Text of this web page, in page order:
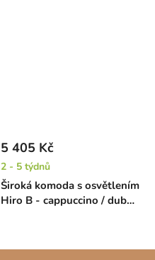
Široká komoda s osvětlením
Hiro B - cappuccino / dub
5 405 Kč
2 - 5 týdnů